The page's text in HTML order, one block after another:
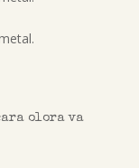
olora va